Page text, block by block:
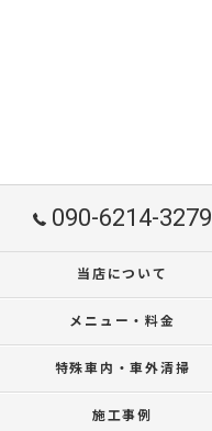
090-6214-3279
当店について
メニュー・料金
特殊車内・車外清掃
施工事例